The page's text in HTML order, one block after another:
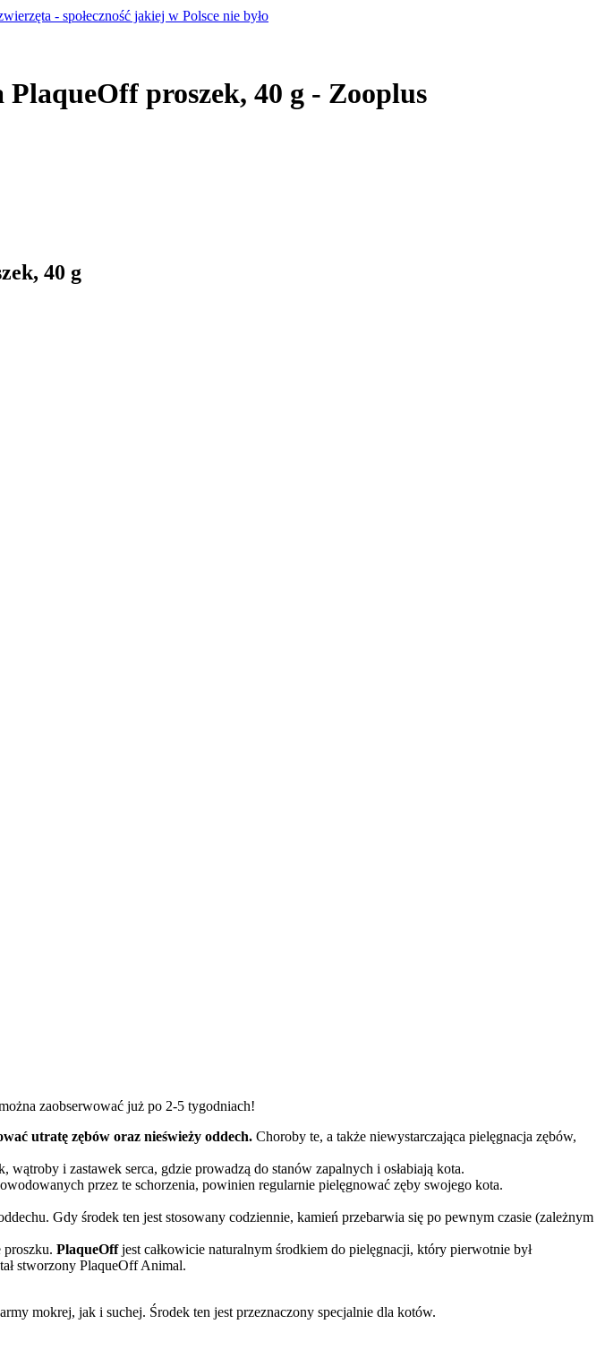
proszek, 40 g - Zooplus
40 g
zaobserwować już po 2-5 tygodniach!
utratę zębów oraz nieświeży oddech. Choroby te, a także niewystarczająca pielęgnacja zębów,
i zastawek serca, gdzie prowadzą do stanów zapalnych i osłabiają kota.
przez te schorzenia, powinien regularnie pielęgnować zęby swojego kota.
Gdy środek ten jest stosowany codziennie, kamień przebarwia się po pewnym czasie (zależnym
proszku. PlaqueOffjest całkowicie naturalnym środkiem do pielęgnacji, który pierwotnie był
stworzony PlaqueOff Animal.
mokrej, jak i suchej. Środek ten jest przeznaczony specjalnie dla kotów.